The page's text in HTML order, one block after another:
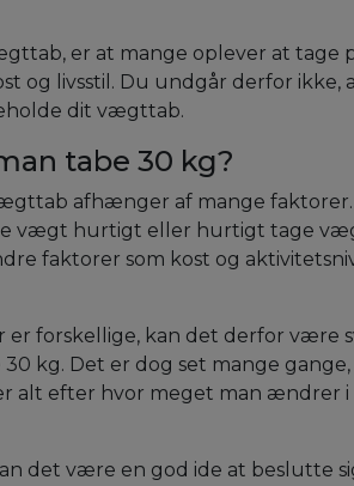
er at mange oplever at tage
og livsstil. Du undgår derfor ikke,
dit vægttab.
tabe 30 kg?
afhænger af mange
vægt hurtigt eller hurtigt tage
faktorer som kost og
er forskellige, kan det derfor være
kg. Det er dog set mange
alt efter hvor meget man ændrer i
det være en god ide at beslutte